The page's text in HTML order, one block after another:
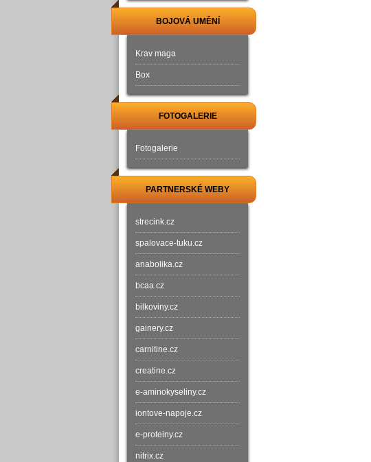
BOJOVÁ UMĚNÍ
Krav maga
Box
FOTOGALERIE
Fotogalerie
PARTNERSKÉ WEBY
strecink.cz
spalovace-tuku.cz
anabolika.cz
bcaa.cz
bilkoviny.cz
gainery.cz
carnitine.cz
creatine.cz
e-aminokyseliny.cz
iontove-napoje.cz
e-proteiny.cz
nitrix.cz